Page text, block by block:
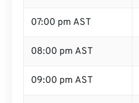
07:00 pm AST
08:00 pm AST
09:00 pm AST